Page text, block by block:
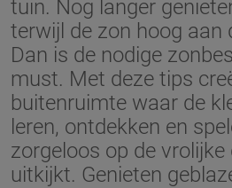
tuin. Nog langer
terwijl de zon hoog aan
Dan is de nodige
must. Met deze tips
buitenruimte waar de
leren, ontdekken en
zorgeloos op de vrolijke
uitkijkt. Genieten